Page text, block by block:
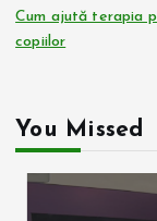
Cum ajută terapia
copiilor
You Missed